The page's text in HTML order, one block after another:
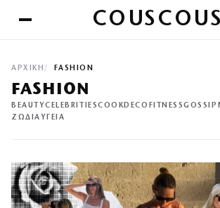
COUSCOUS
ΑΡΧΙΚΉ FASHION
FASHION
BEAUTYCELEBRITIESCOOKDECO FITNESSGOSSIP
ΖΩΔΙΑ ΥΓΕΙΑ